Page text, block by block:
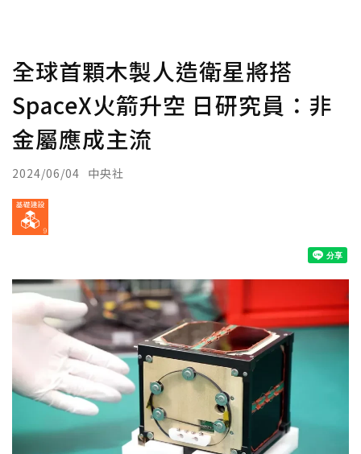
全球首顆木製人造衛星將搭
SpaceX火箭升空 日研究員：非
金屬應成主流
2024/06/04 中央社